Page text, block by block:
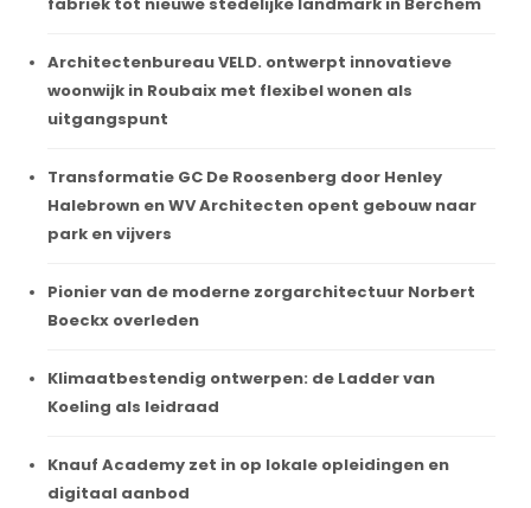
fabriek tot nieuwe stedelijke landmark in Berchem
Architectenbureau VELD. ontwerpt innovatieve
woonwijk in Roubaix met flexibel wonen als
uitgangspunt
Transformatie GC De Roosenberg door Henley
Halebrown en WV Architecten opent gebouw naar
park en vijvers
Pionier van de moderne zorgarchitectuur Norbert
Boeckx overleden
Klimaatbestendig ontwerpen: de Ladder van
Koeling als leidraad
Knauf Academy zet in op lokale opleidingen en
digitaal aanbod